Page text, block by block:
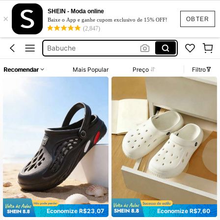
OBTER
×
SHEIN - Moda online
Baixe o App e ganhe cupom exclusivo de 15% OFF!
(2,847)
Babuche Feminino
Crokes Feminina
Babuche
Sandália
Babuche Feminino
Recomendar Mais Popular Preço Filtro
Economize R$23,07
Economize R$7,60